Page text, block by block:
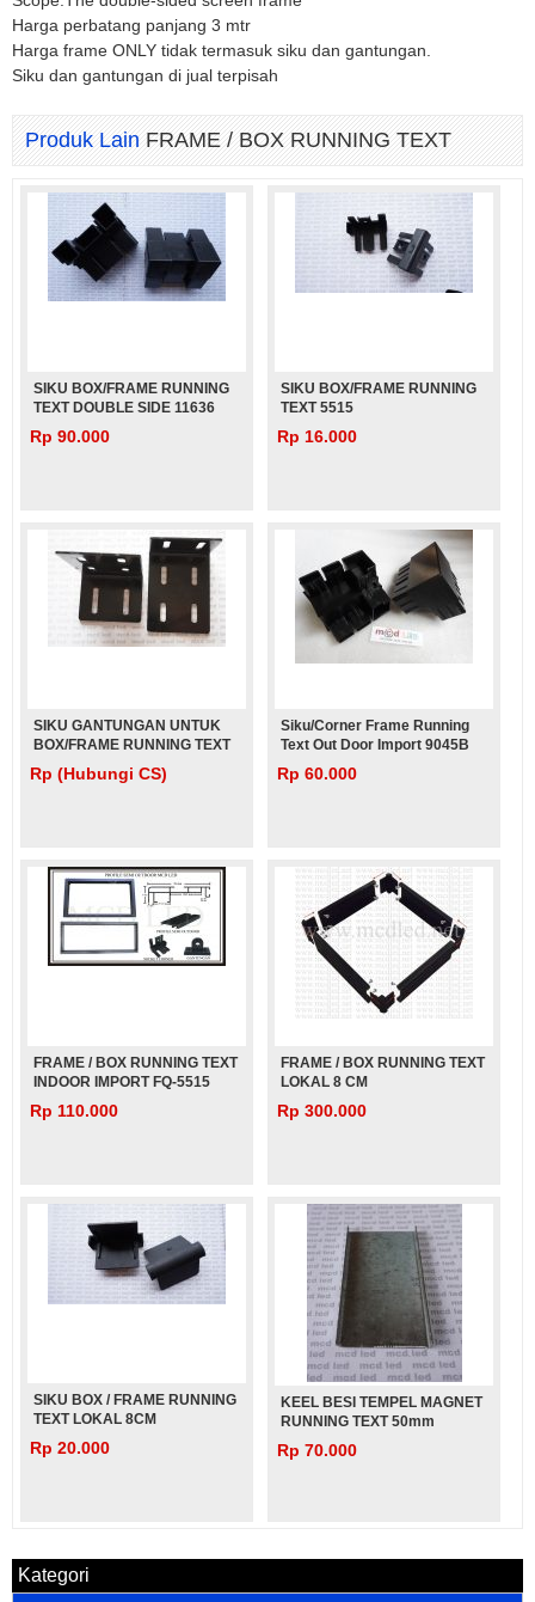
Harga perbatang panjang 3 mtr
Harga frame ONLY tidak termasuk siku dan gantungan.
Siku dan gantungan di jual terpisah
Produk LainFRAME / BOX RUNNING TEXT
SIKU BOX/FRAME RUNNING
TEXT DOUBLE SIDE 11636
Rp 90.000
SIKU BOX/FRAME RUNNING
TEXT 5515
Rp 16.000
SIKU GANTUNGAN UNTUK
BOX/FRAME RUNNING TEXT
OUT DOOR IMPORT
Rp (Hubungi CS)
Siku/corner Frame Running
Text Out Door Import 9045B
Rp 60.000
FRAME / BOX RUNNING TEXT
INDOOR IMPORT FQ-5515
Rp 110.000
FRAME / BOX RUNNING TEXT
LOKAL 8 CM
Rp 300.000
SIKU BOX / FRAME RUNNING
TEXT LOKAL 8CM
Rp 20.000
KEEL BESI TEMPEL MAGNET
RUNNING TEXT 50mm
Rp 70.000
Kategori